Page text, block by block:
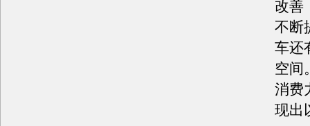
改善
不断
车还
空间
消费
现出